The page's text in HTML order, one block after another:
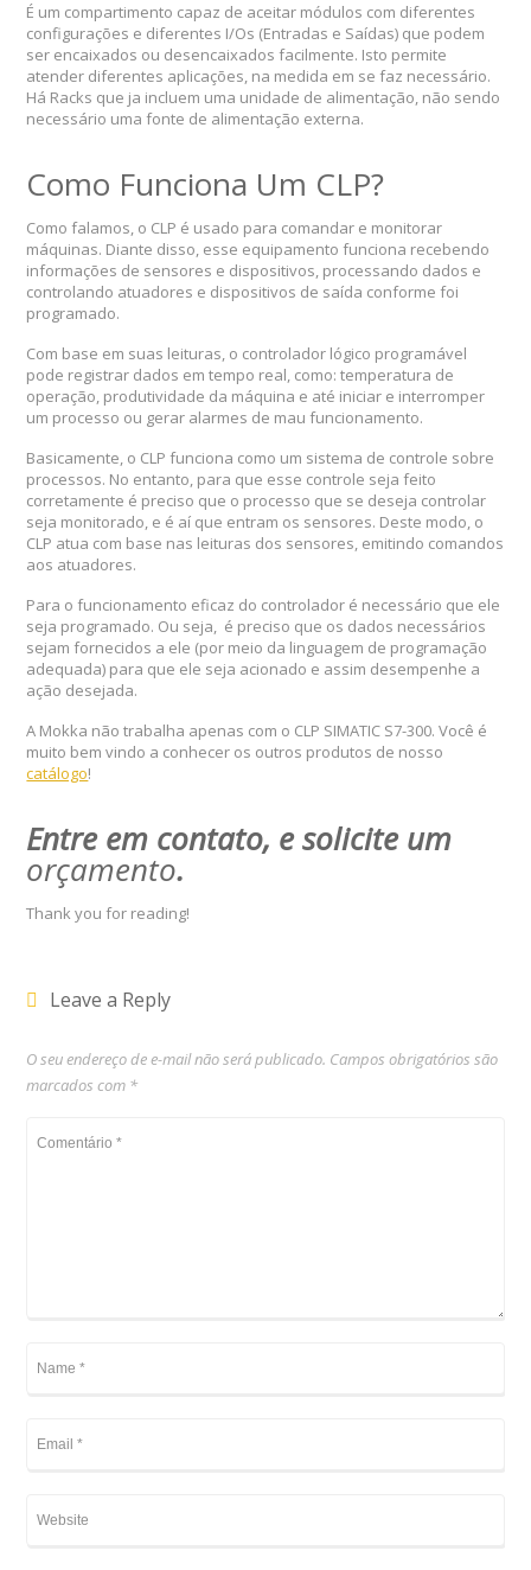
É um compartimento capaz de aceitar módulos com diferentes
configurações e diferentes I/Os (Entradas e Saídas) que podem
ser encaixados ou desencaixados facilmente. Isto permite
atender diferentes aplicações, na medida em se faz necessário.
Há Racks que ja incluem uma unidade de alimentação, não sendo
necessário uma fonte de alimentação externa.
Como Funciona Um CLP?
Como falamos, o CLP é usado para comandar e monitorar
máquinas. Diante disso, esse equipamento funciona recebendo
informações de sensores e dispositivos, processando dados e
controlando atuadores e dispositivos de saída conforme foi
programado.
Com base em suas leituras, o controlador lógico programável
pode registrar dados em tempo real, como: temperatura de
operação, produtividade da máquina e até iniciar e interromper
um processo ou gerar alarmes de mau funcionamento.
Basicamente, o CLP funciona como um sistema de controle sobre
processos. No entanto, para que esse controle seja feito
corretamente é preciso que o processo que se deseja controlar
seja monitorado, e é aí que entram os sensores. Deste modo, o
CLP atua com base nas leituras dos sensores, emitindo comandos
aos atuadores.
Para o funcionamento eficaz do controlador é necessário que ele
seja programado. Ou seja, é preciso que os dados necessários
sejam fornecidos a ele (por meio da linguagem de programação
adequada) para que ele seja acionado e assim desempenhe a
ação desejada.
A Mokka não trabalha apenas com o CLP SIMATIC S7-300. Você é
muito bem vindo a conhecer os outros produtos de nosso
catálogo!
Entre em contato, e solicite um
orçamento.
Thank you for reading!
Leave a Reply
O seu endereço de e-mail não será publicado. Campos obrigatórios são
marcados com *